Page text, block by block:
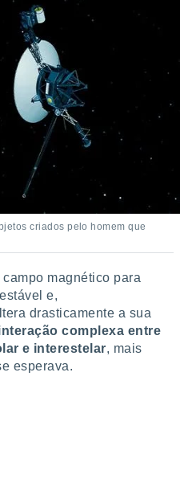
criados pelo homem que
magnético para
e,
drasticamente a sua
complexa entre
e interestelar, mais
esperava.